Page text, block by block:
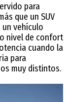
para
que un SUV
vehículo
nivel de confort
cuando la
para
muy distintos.